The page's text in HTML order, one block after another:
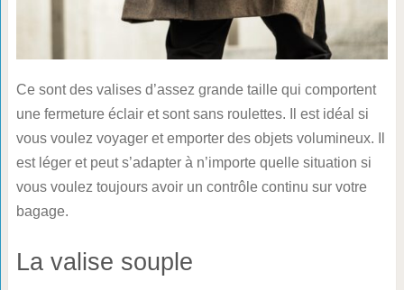
Ce sont des valises d’assez grande taille qui comportent
une fermeture éclair et sont sans roulettes. Il est idéal si
vous voulez voyager et emporter des objets volumineux. Il
est léger et peut s’adapter à n’importe quelle situation si
vous voulez toujours avoir un contrôle continu sur votre
bagage.
La valise souple